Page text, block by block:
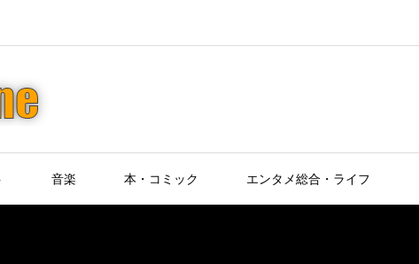
音楽 本・コミック エンタメ総合・ライフ